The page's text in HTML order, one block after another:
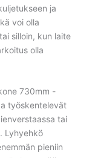
ja
voi olla
silloin, kun laite
olla
730mm -
työskentelevät
tai
Lyhyehkö
pieniin